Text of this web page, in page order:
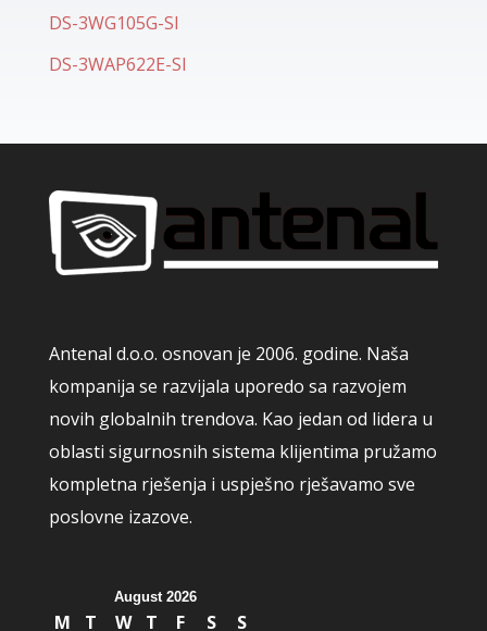
DS-3WG105G-SI
DS-3WAP622E-SI
Antenal d.o.o. osnovan je 2006. godine. Naša
kompanija se razvijala uporedo sa razvojem
novih globalnih trendova. Kao jedan od lidera u
oblasti sigurnosnih sistema klijentima pružamo
kompletna rješenja i uspješno rješavamo sve
poslovne izazove.
August 2026
M T W T F S S